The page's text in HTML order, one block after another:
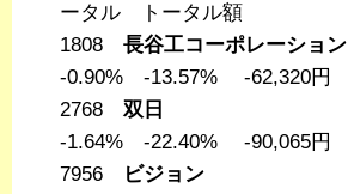
ータル トータル額
1808 長谷工コーポレーション
-0.90% -13.57% -62,320円
2768 双日
-1.64% -22.40% -90,065円
7956
ビジョン